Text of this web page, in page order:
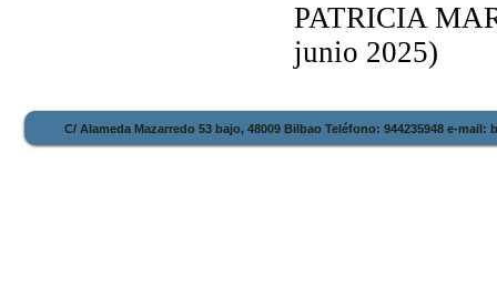
PATRICIA
junio 2025)
C/ Alameda Mazarredo 53 bajo, 48009 Bilbao Teléfono: 944235948 e-mail: